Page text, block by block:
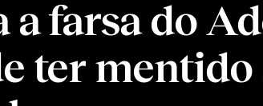
a farsa do
ter mentido